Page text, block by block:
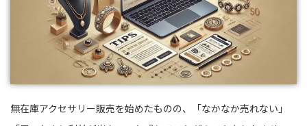
無在庫アクセサリー販売を始めたものの、「なかなか売れない」